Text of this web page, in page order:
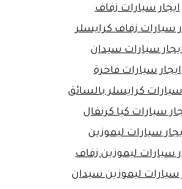
ايجار سيارات زفاف
سيارات زفاف كرايسلر
سيارات سيدان
ايجار سيارات فاخرة
سيارات كرايسلر بالسائق
سيارات كيا كرنفال
سيارات ليموزين
سيارات ليموزين زفاف
سيارات ليموزين سيدان